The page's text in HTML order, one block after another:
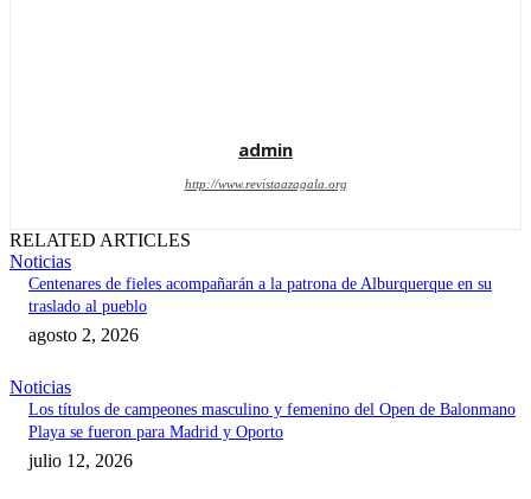
admin
http://www.revistaazagala.org
RELATED ARTICLES
Noticias
Centenares de fieles acompañarán a la patrona de Alburquerque en su
traslado al pueblo
agosto 2, 2026
Noticias
Los títulos de campeones masculino y femenino del Open de Balonmano
Playa se fueron para Madrid y Oporto
julio 12, 2026